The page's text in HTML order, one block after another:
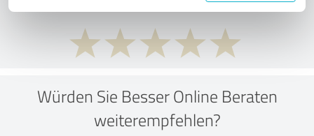
Würden Sie Besser Online Beraten
weiterempfehlen?